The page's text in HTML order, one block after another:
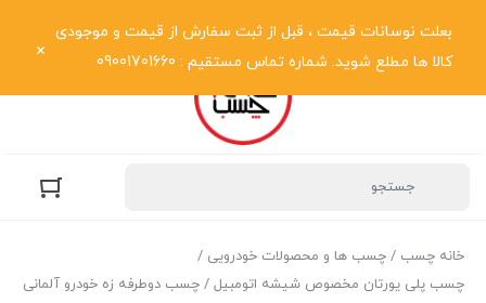
بعلت نوسانات قیمت ، قبل از ثبت سفارش از قیمت و موجودی
کالا ها مطلع شوید. شماره تماس مستقیم : 09001701660
خانه چسب / چسب ها و محصولات خودرویی /
چسب پلی یورتان مخصوص شیشه اتومبیل / چسب دوطرفه زه خودرو آلمانی